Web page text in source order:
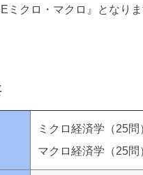
ミクロ・マクロ』となりま
ミクロ経済学（25問
マクロ経済学（25問